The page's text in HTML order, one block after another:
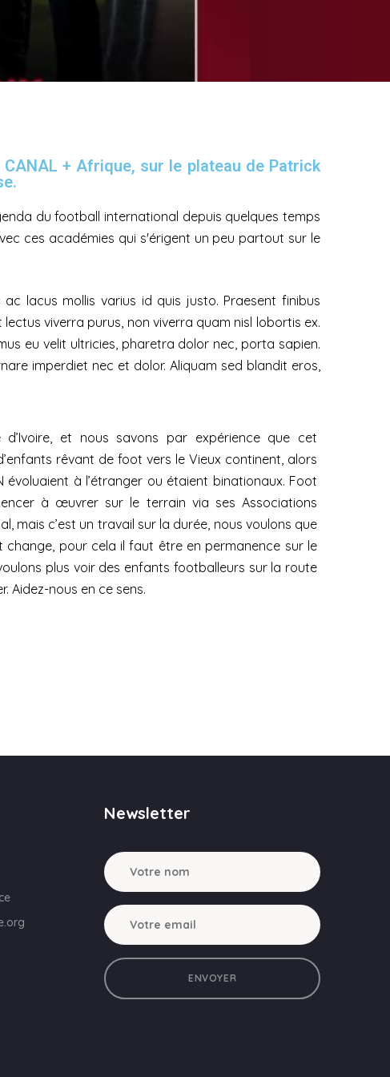
+ Afrique, sur le plateau de Patrick
du football international depuis quelques temps
ces académies qui s'érigent un peu partout sur le
lacus mollis varius id quis justo. Praesent finibus
viverra purus, non viverra quam nisl lobortis ex.
eu velit ultricies, pharetra dolor nec, porta sapien.
imperdiet nec et dolor. Aliquam sed blandit eros,
et nous savons par expérience que cet
rêvant de foot vers le Vieux continent, alors
évoluaient à l’étranger ou étaient binationaux. Foot
à œuvrer sur le terrain via ses Associations
mais c’est un travail sur la durée, nous voulons que
pour cela il faut être en permanence sur le
plus voir des enfants footballeurs sur la route
Aidez-nous en ce sens.
Newsletter